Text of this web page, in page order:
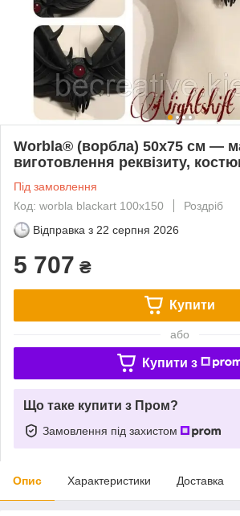
Worbla® (ворбла) 50x75 см —
виготовлення реквізиту,
Під замовлення
Код: worbla blackart 100x150
Роздріб
Відправка з 22 серпня 2026
5 707 ₴
Купити
або
Купити з
Що таке купити з Пром?
Замовлення під захистом
Опис Характеристики Доставка